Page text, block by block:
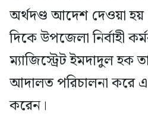
অর্থদণ্ড আদেশ দেওয়া
দিকে উপজেলা নির্বাহী
ম্যাজিস্ট্রেট ইমদাদুল হক
আদালত পরিচালনা করে এ
করেন।